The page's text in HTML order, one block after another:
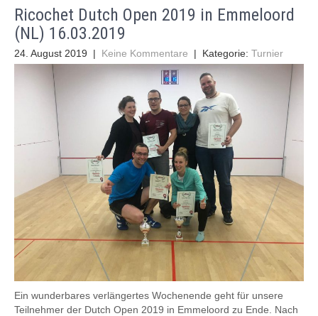
Ricochet Dutch Open 2019 in Emmeloord
(NL) 16.03.2019
24. August 2019 | Keine Kommentare | Kategorie: Turnier
Ein wunderbares verlängertes Wochenende geht für unsere
Teilnehmer der Dutch Open 2019 in Emmeloord zu Ende. Nach